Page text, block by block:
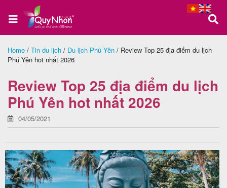
Trang
Tour
Nhơn
Home / Tin du lịch / Du lịch Phú Yên / Review Top 25 địa điểm du lịch
Phú Yên hot nhất 2026
Review Top 25 địa điểm du lịch
Phú Yên hot nhất 2026
04/05/2021